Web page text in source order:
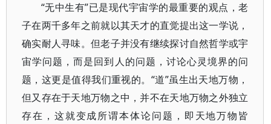
“无中生有”已是现代宇宙学的最重要的观点，老
子在两千多年之前就以其天才的直觉提出这一学说，
确实耐人寻味。但老子并没有继续探讨自然哲学或宇
宙学问题，而是回到人的问题，讨论心灵境界的问
题，这更是值得我们重视的。“道”虽生出天地万物，
但又存在于天地万物之中，并不在天地万物之外独立
存在，这就变成所谓本体论问题，即天地万物皆